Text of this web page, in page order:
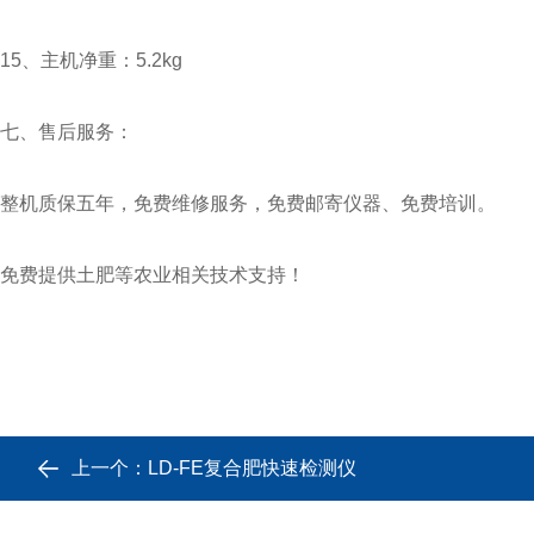
15、主机净重：5.2kg
七、售后服务：
整机质保五年，免费维修服务，免费邮寄仪器、免费培训。
免费提供土肥等农业相关技术支持！
上一个： LD-FE复合肥快速检测仪